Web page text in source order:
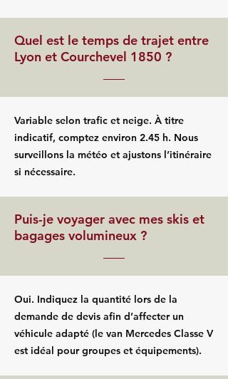
Quel est le temps de trajet entre
Lyon et Courchevel 1850 ?
Variable selon trafic et neige. À titre
indicatif, comptez environ 2.45 h. Nous
surveillons la météo et ajustons l’itinéraire
si nécessaire.
Puis-je voyager avec mes skis et
bagages volumineux ?
Oui. Indiquez la quantité lors de la
demande de devis afin d’affecter un
véhicule adapté (le van Mercedes Classe V
est idéal pour groupes et équipements).